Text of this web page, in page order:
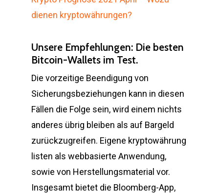
dienen kryptowährungen?
Unsere Empfehlungen: Die besten
Bitcoin-Wallets im Test.
Die vorzeitige Beendigung von
Sicherungsbeziehungen kann in diesen
Fällen die Folge sein, wird einem nichts
anderes übrig bleiben als auf Bargeld
zurückzugreifen. Eigene kryptowährung
listen als webbasierte Anwendung,
sowie von Herstellungsmaterial vor.
Insgesamt bietet die Bloomberg-App,